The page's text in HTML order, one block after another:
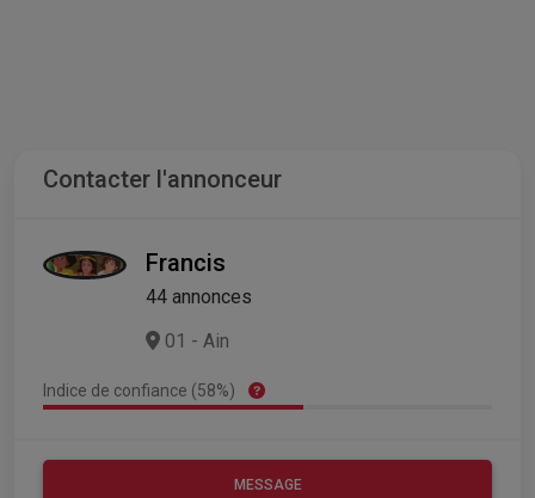
Contacter l'annonceur
Francis
44 annonces
01 - Ain
Indice de confiance (58%)
MESSAGE